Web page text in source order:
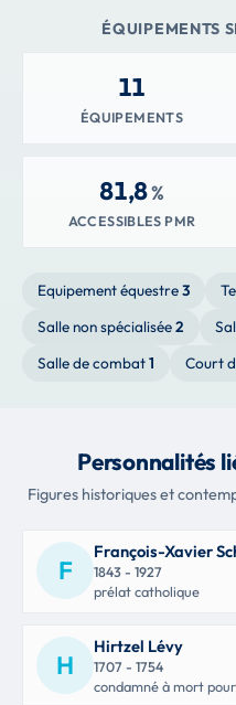
ÉQUIPEMENTS
11
ÉQUIPEMENTS
81,8%
ACCESSIBLES PMR
Equipement équestre3
Salle non spécialisée2
Salle de combat1 Court
Personnalités
Figures historiques et
F
François-Xavier
1843 - 1927
prélat catholique
H
Hirtzel Lévy
1707 - 1754
condamné à mort